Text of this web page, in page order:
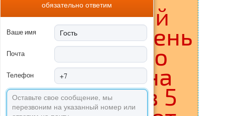
Отличный
отдых на день
(с утра до
вечера) на
острове в 5
обязательно ответим
Ваше имя
Почта
Телефон